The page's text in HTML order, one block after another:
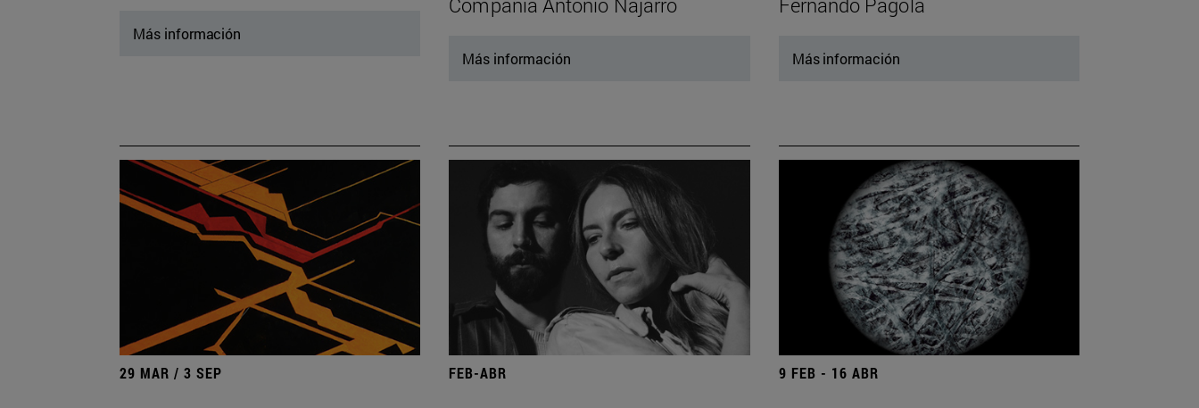
Más información
Más información Más información
29 MAR / 3 SEP FEB-ABR 9 FEB - 16 ABR